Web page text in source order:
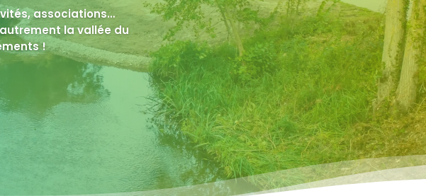
associations…
la vallée du
!